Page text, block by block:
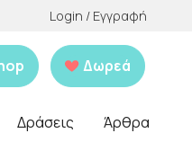
Login / Εγγραφή
Δωρεά
Δράσεις Άρθρα